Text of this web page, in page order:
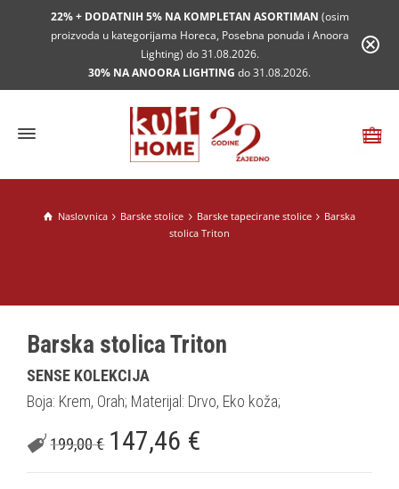
22% + DODATNIH 5% NA KOMPLETAN ASORTIMAN (osim
proizvoda u kategorijama Horeca, Posebna ponuda i Anoora
Lighting) do 31.08.2026.
30% NA ANOORA LIGHTING do 31.08.2026.
Naslovnica Barske stolice Barske tapecirane stolice
Barska
stolica Triton
Barska stolica Triton
SENSE KOLEKCIJA
Boja: Krem, Orah; Materijal: Drvo, Eko koža;
199,00€ 147,46 €